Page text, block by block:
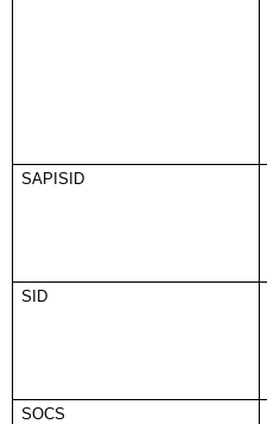
SAPISID
SID
SOCS